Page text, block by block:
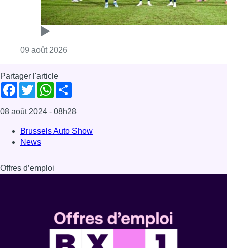
09 août 2026
Partager l'article
Facebook
TwitterWhatsApp
08 août 2024 - 08h28
Brussels Auto Show
News
Offres d’emploi